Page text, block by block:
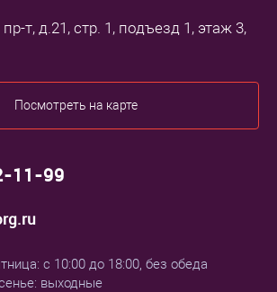
т, д.21, стр. 1, подъезд 1, этаж 3,
Посмотреть на карте
11-99
с 10:00 до 18:00, без обеда
выходные